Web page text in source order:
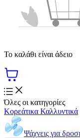
Το καλάθι είναι άδειο
Όλες οι κατηγορίες
Κορεάτικα Καλλυντικά
Ψάχνεις για